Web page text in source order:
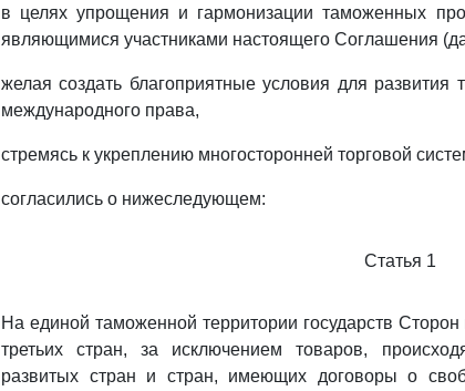
в целях упрощения и гармонизации таможенных
являющимися участниками настоящего Соглашения
желая создать благоприятные условия для
международного права,
стремясь к укреплению многосторонней торговой
согласились о нижеследующем:
Статья 1
На единой таможенной территории государств
третьих стран, за исключением товаров,
развитых стран и стран, имеющих договоры о